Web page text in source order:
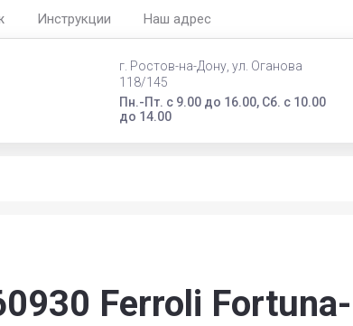
Инструкции Наш адрес
г. Ростов-на-Дону, ул. Оганова
118/145
Пн.-Пт. с 9.00 до 16.00, Сб. с 10.00
до 14.00
Ferroli